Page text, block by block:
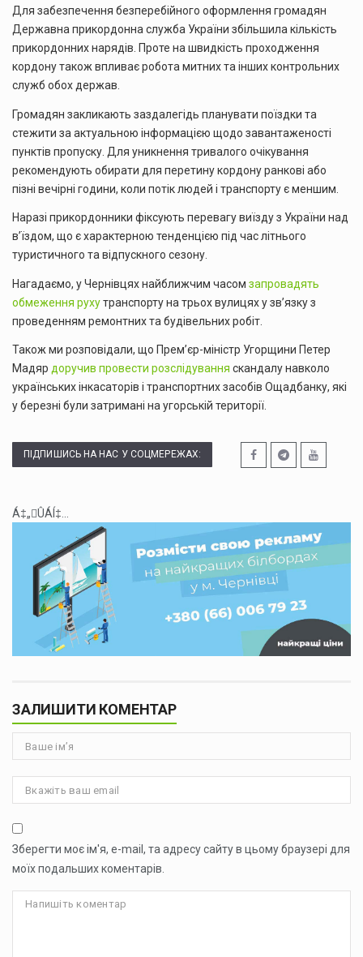
Для забезпечення безперебійного оформлення громадян
Державна прикордонна служба України збільшила кількість
прикордонних нарядів. Проте на швидкість проходження
кордону також впливає робота митних та інших контрольних
служб обох держав.
Громадян закликають заздалегідь планувати поїздки та
стежити за актуальною інформацією щодо завантаженості
пунктів пропуску. Для уникнення тривалого очікування
рекомендують обирати для перетину кордону ранкові або
пізні вечірні години, коли потік людей і транспорту є меншим.
Наразі прикордонники фіксують перевагу виїзду з України над
в’їздом, що є характерною тенденцією під час літнього
туристичного та відпускного сезону.
Нагадаємо, у Чернівцях найближчим часом запровадять
обмеження рухутранспорту на трьох вулицях у зв’язку з
проведенням ремонтних та будівельних робіт.
Також ми розповідали, що Прем’єр-міністр Угорщини Петер
Мадяр доручив провести розслідування скандалу навколо
українських інкасаторів і транспортних засобів Ощадбанку, які
у березні були затримані на угорській території.
ПІДПИШИСЬ НА НАС У СОЦМЕРЕЖАХ:
Á‡„ÛÁÍ‡...
ЗАЛИШИТИ КОМЕНТАР
Зберегти моє ім'я, e-mail, та адресу сайту в цьому браузері для
моїх подальших коментарів.